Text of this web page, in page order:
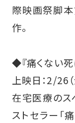
際映画祭脚
作。
◆『痛くない死
上映日：2/26
在宅医療のス
ストセラー「